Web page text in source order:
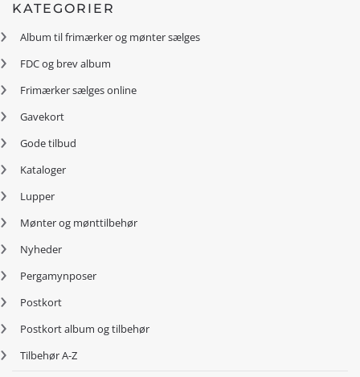
KATEGORIER
Album til frimærker og mønter sælges
FDC og brev album
Frimærker sælges online
Gavekort
Gode tilbud
Kataloger
Lupper
Mønter og mønttilbehør
Nyheder
Pergamynposer
Postkort
Postkort album og tilbehør
Tilbehør A-Z